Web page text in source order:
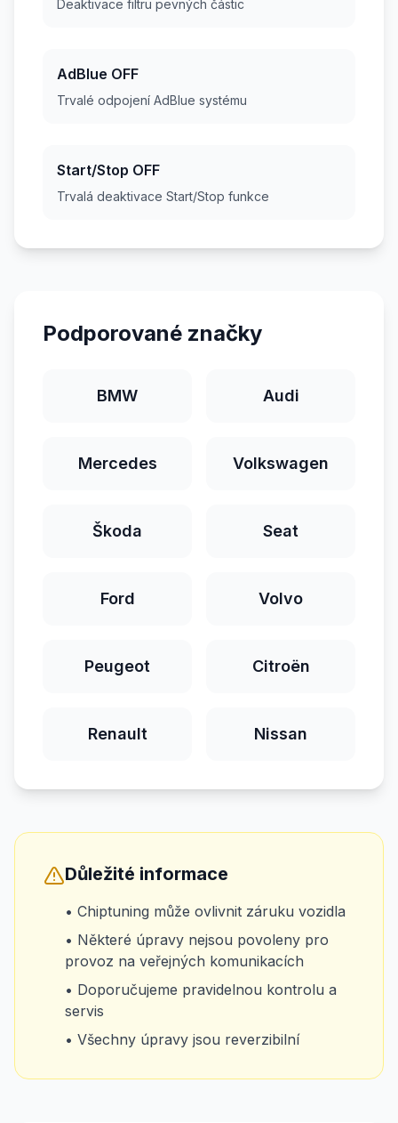
Deaktivace filtru pevných částic
AdBlue OFF
Trvalé odpojení AdBlue systému
Start/Stop OFF
Trvalá deaktivace Start/Stop funkce
Podporované značky
BMW Audi
Mercedes Volkswagen
Škoda Seat
Ford Volvo
Peugeot Citroën
Renault Nissan
Důležité informace
• Chiptuning může ovlivnit záruku vozidla
• Některé úpravy nejsou povoleny pro
provoz na veřejných komunikacích
• Doporučujeme pravidelnou kontrolu a
servis
• Všechny úpravy jsou reverzibilní